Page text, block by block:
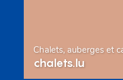
Chalets, auberges et
chalets.lu